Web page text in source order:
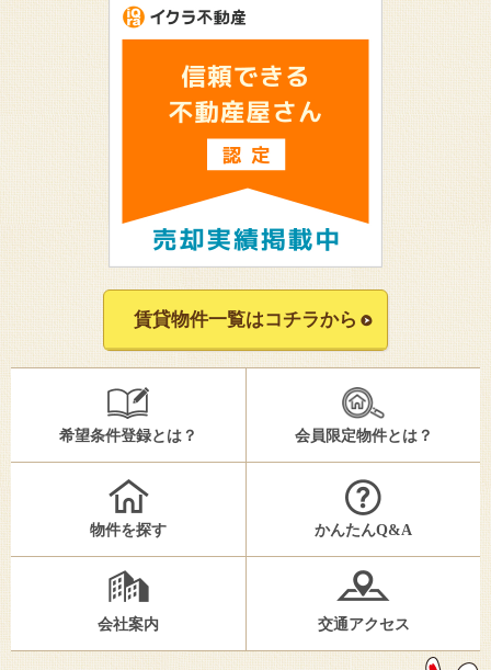
賃貸物件一覧はコチラから
希望条件登録とは？ 会員限定物件とは？
物件を探す かんたんQ&A
会社案内 交通アクセス